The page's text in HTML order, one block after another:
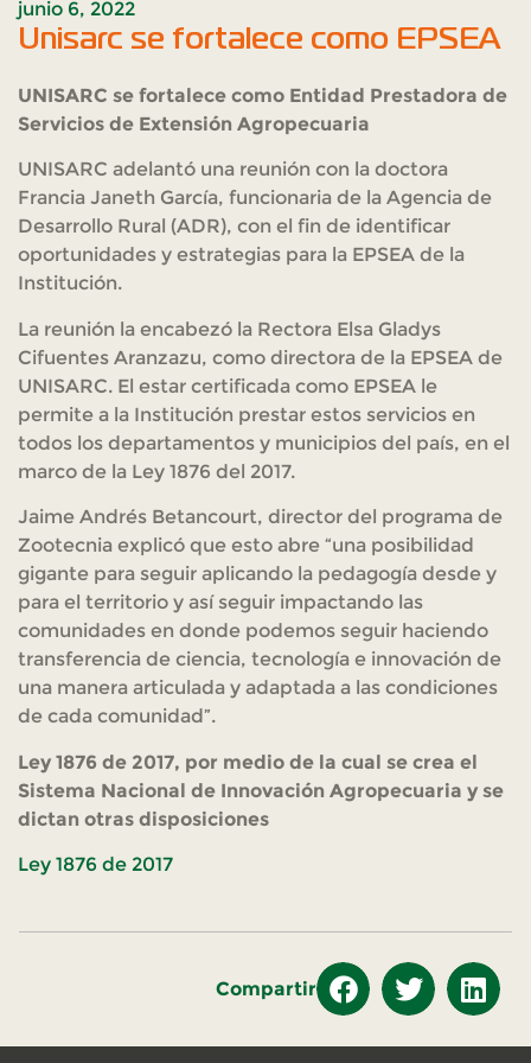
junio 6, 2022
Unisarc se fortalece como EPSEA
UNISARC se fortalece como Entidad Prestadora de
Servicios de Extensión Agropecuaria
UNISARC adelantó una reunión con la doctora
Francia Janeth García, funcionaria de la Agencia de
Desarrollo Rural (ADR), con el fin de identificar
oportunidades y estrategias para la EPSEA de la
Institución.
La reunión la encabezó la Rectora Elsa Gladys
Cifuentes Aranzazu, como directora de la EPSEA de
UNISARC. El estar certificada como EPSEA le
permite a la Institución prestar estos servicios en
todos los departamentos y municipios del país, en el
marco de la Ley 1876 del 2017.
Jaime Andrés Betancourt, director del programa de
Zootecnia explicó que esto abre “una posibilidad
gigante para seguir aplicando la pedagogía desde y
para el territorio y así seguir impactando las
comunidades en donde podemos seguir haciendo
transferencia de ciencia, tecnología e innovación de
una manera articulada y adaptada a las condiciones
de cada comunidad”.
Ley 1876 de 2017, por medio de la cual se crea el
Sistema Nacional de Innovación Agropecuaria y se
dictan otras disposiciones
Ley 1876 de 2017
Compartir